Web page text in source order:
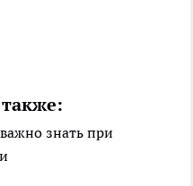
знать при